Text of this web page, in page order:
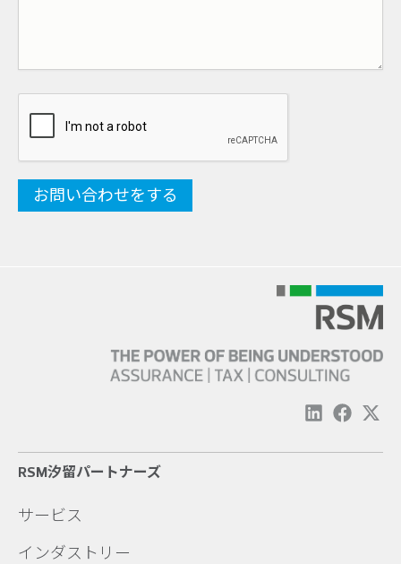
RSM汐留パートナーズ
サービス
インダストリー